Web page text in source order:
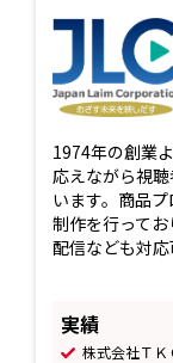
1974年の創業
応えながら視
います。商品
制作を行って
配信なども対応
実績
株式会社Ｔ